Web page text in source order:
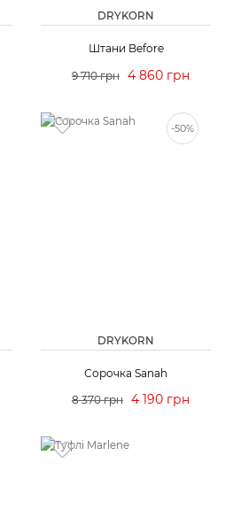
DRYKORN
Штани Before
9 710 грн 4 860 грн
-50%
DRYKORN
Сорочка Sanah
8 370 грн 4 190 грн